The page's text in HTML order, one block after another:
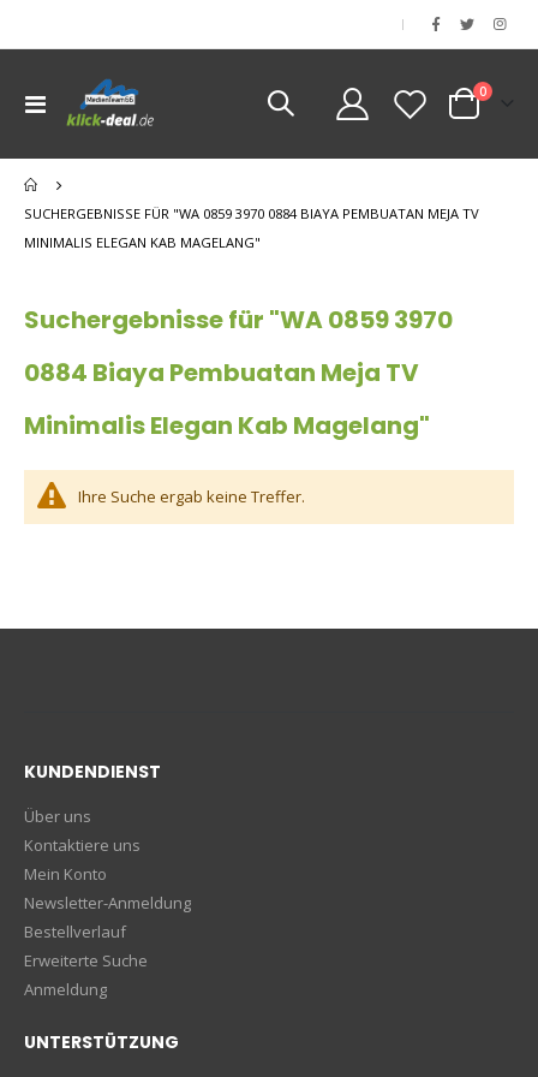
|
Navigation
umschalten
Cart
0Artikel
SUCHERGEBNISSE FÜR "WA 0859 3970 0884 BIAYA PEMBUATAN MEJA TV
MINIMALIS ELEGAN KAB MAGELANG"
Suchergebnisse für "WA 0859 3970
0884 Biaya Pembuatan Meja TV
Minimalis Elegan Kab Magelang"
Ihre Suche ergab keine Treffer.
KUNDENDIENST
Über uns
Kontaktiere uns
Mein Konto
Newsletter-Anmeldung
Bestellverlauf
Erweiterte Suche
Anmeldung
UNTERSTÜTZUNG